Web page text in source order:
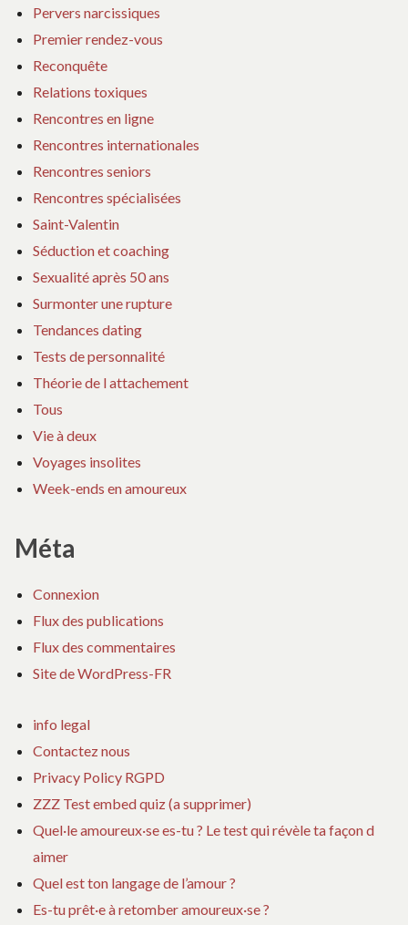
Pervers narcissiques
Premier rendez-vous
Reconquête
Relations toxiques
Rencontres en ligne
Rencontres internationales
Rencontres seniors
Rencontres spécialisées
Saint-Valentin
Séduction et coaching
Sexualité après 50 ans
Surmonter une rupture
Tendances dating
Tests de personnalité
Théorie de l attachement
Tous
Vie à deux
Voyages insolites
Week-ends en amoureux
Méta
Connexion
Flux des publications
Flux des commentaires
Site de WordPress-FR
info legal
Contactez nous
Privacy Policy RGPD
ZZZ Test embed quiz (a supprimer)
Quel·le amoureux·se es-tu ? Le test qui révèle ta façon d
aimer
Quel est ton langage de l’amour ?
Es-tu prêt·e à retomber amoureux·se ?